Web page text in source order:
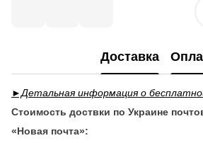
Доставка
►Детальная информация о
Стоимость доствки по Украине
«Новая почта»: